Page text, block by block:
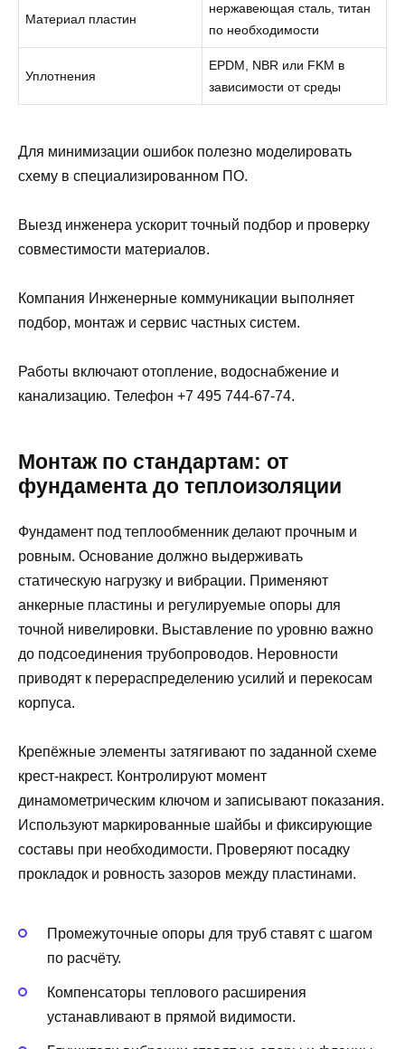
Материал пластин
нержавеющая сталь, титан
по необходимости
Уплотнения
EPDM, NBR или FKM в
зависимости от среды
Для минимизации ошибок полезно моделировать
схему в специализированном ПО.
Выезд инженера ускорит точный подбор и проверку
совместимости материалов.
Компания Инженерные коммуникации выполняет
подбор, монтаж и сервис частных систем.
Работы включают отопление, водоснабжение и
канализацию. Телефон +7 495 744-67-74.
Монтаж по стандартам: от
фундамента до теплоизоляции
Фундамент под теплообменник делают прочным и
ровным. Основание должно выдерживать
статическую нагрузку и вибрации. Применяют
анкерные пластины и регулируемые опоры для
точной нивелировки. Выставление по уровню важно
до подсоединения трубопроводов. Неровности
приводят к перераспределению усилий и перекосам
корпуса.
Крепёжные элементы затягивают по заданной схеме
крест-накрест. Контролируют момент
динамометрическим ключом и записывают показания.
Используют маркированные шайбы и фиксирующие
составы при необходимости. Проверяют посадку
прокладок и ровность зазоров между пластинами.
Промежуточные опоры для труб ставят с шагом
по расчёту.
Компенсаторы теплового расширения
устанавливают в прямой видимости.